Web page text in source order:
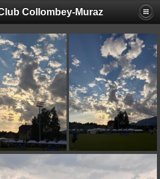
Collombey-Muraz